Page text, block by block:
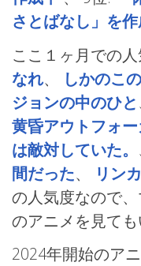
さとばなし」を
ここ１ヶ月での
なれ、 しかのこ
ジョンの中のひと
黄昏アウトフォ
は敵対していた。
間だった、 リン
の人気度なので
のアニメを見ても
2024年開始のア